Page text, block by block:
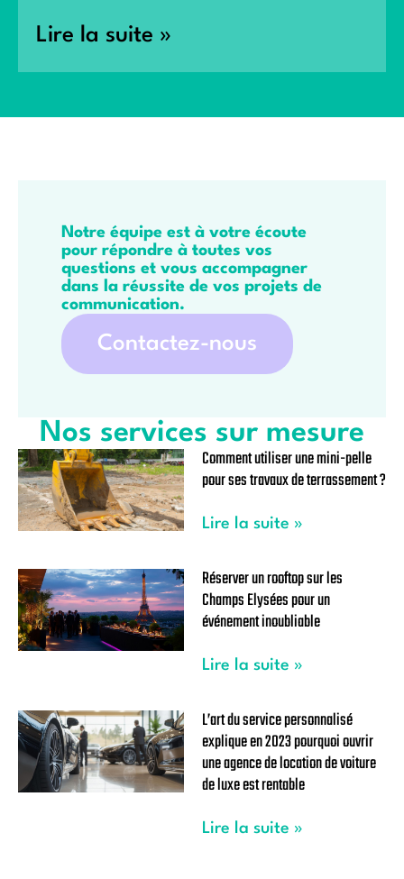
Lire la suite »
Notre équipe est à votre écoute
pour répondre à toutes vos
questions et vous accompagner
dans la réussite de vos projets de
communication.
Contactez-nous
Nos services sur mesure
Comment utiliser une mini-pelle
pour ses travaux de terrassement ?
Lire la suite »
Réserver un rooftop sur les
Champs Elysées pour un
événement inoubliable
Lire la suite »
L’art du service personnalisé
explique en 2023 pourquoi ouvrir
une agence de location de voiture
de luxe est rentable
Lire la suite »